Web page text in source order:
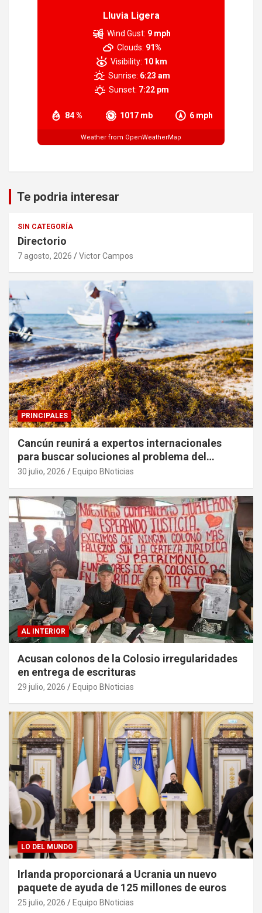
Lluvia Ligera
84 % 1017 mb 6 mph
Wind Gust: 9 mph
Clouds: 91%
Visibility: 10 km
Sunrise: 6:23 am
Sunset: 7:22 pm
Weather from OpenWeatherMap
Te podria interesar
SIN CATEGORÍA
Directorio
7 agosto, 2026 Victor Campos
PRINCIPALES
Cancún reunirá a expertos internacionales
para buscar soluciones al problema del
sargazo
30 julio, 2026 Equipo BNoticias
AL INTERIOR
Acusan colonos de la Colosio irregularidades
en entrega de escrituras
29 julio, 2026 Equipo BNoticias
LO DEL MUNDO
Irlanda proporcionará a Ucrania un nuevo
paquete de ayuda de 125 millones de euros
25 julio, 2026 Equipo BNoticias